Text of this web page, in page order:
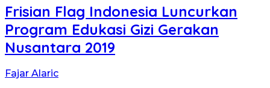
Frisian Flag Indonesia Luncurkan
Program Edukasi Gizi Gerakan
Nusantara 2019
Fajar Alaric